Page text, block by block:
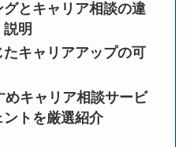
とキャリア相談の違
明
キャリアアップの可
めキャリア相談サービ
トを厳選紹介